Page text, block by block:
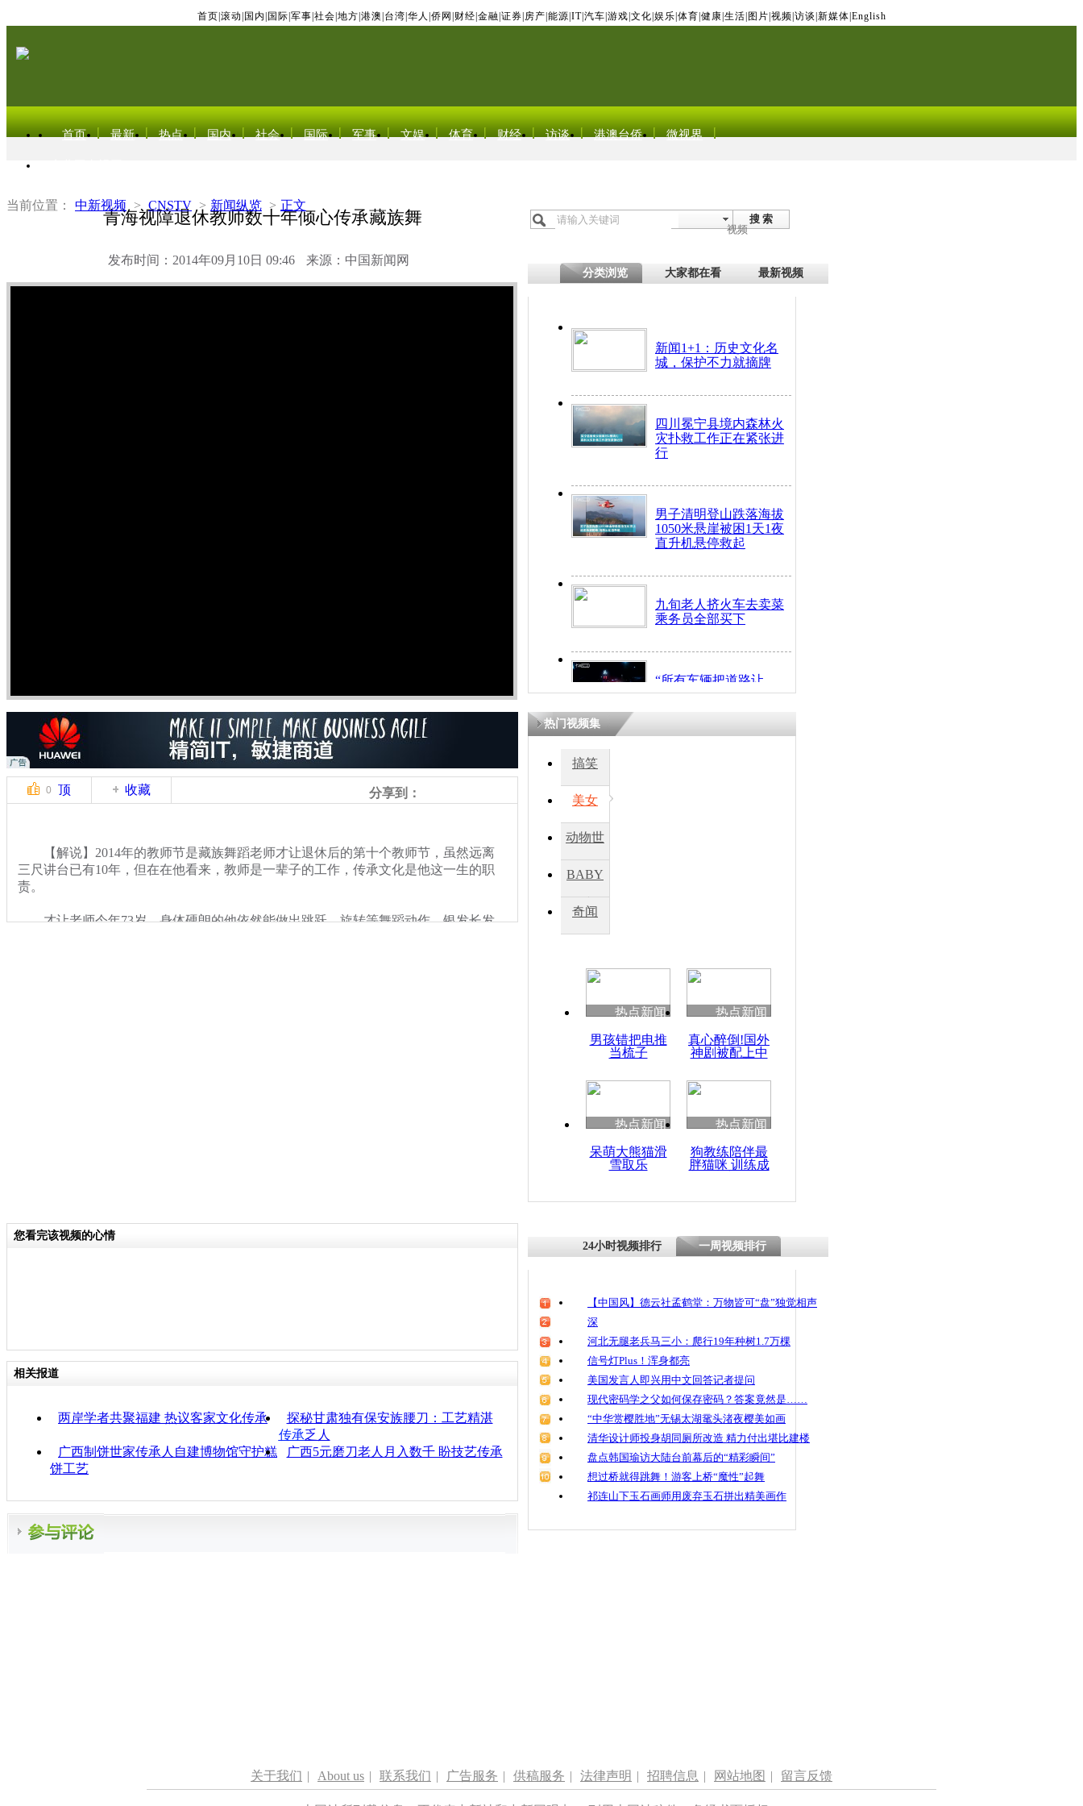
首页 滚动 国内 国际 军事 社会 地方 港澳 台湾 华人 侨网 财经 金融 证券 房产 能源 IT| 汽车 游戏 文化 娱乐 体育 健康 生活 图片 视频 访谈 新媒体 English
首页 最新 热点 国内 社会 国际 军事 文娱 体育 财经 访谈 港澳台侨 微视界
当前位置： 中新视频 > CNSTV > 新闻纵览 > 正文
青海视障退休教师数十年倾心传承藏族舞
发布时间：2014年09月10日 09:46 来源：中国新闻网
搜 索
视频
分类浏览 大家都在看 最新视频
新闻1+1：历史文化名
城，保护不力就摘牌
四川冕宁县境内森林火
灾扑救工作正在紧张进
行
男子清明登山跌落海拔
1050米悬崖被困1天1夜
直升机悬停救起
九旬老人挤火车去卖菜
乘务员全部买下
“所有车辆把道路让
开！”儿童突发疾病交
因
度苗族花山节
魂
0 顶 收藏 分享到：
【解说】2014年的教师节是藏族舞蹈老师才让退休后的第十个教师节，虽然远离
三尺讲台已有10年，但在在他看来，教师是一辈子的工作，传承文化是他这一生的职
责。
才让老师今年73岁，身体硬朗的他依然能做出跳跃、旋转等舞蹈动作，银发长发
热门视频集
搞笑
美女
动物世
BABY
秀
奇闻
热点新闻
男孩错把电推
当梳子
热点新闻
真心醉倒!国外
神剧被配上中
热点新闻
呆萌大熊猫滑
雪取乐
热点新闻
狗教练陪伴最
胖猫咪 训练成
您看完该视频的心情
相关报道
两岸学者共聚福建 热议客家文化传承
探秘甘肃独有保安族腰刀：工艺精湛
传承乏人
广西制饼世家传承人自建博物馆守护糕
饼工艺
广西5元磨刀老人月入数千 盼技艺传承
24小时视频排行 一周视频排行
【中国风】德云社孟鹤堂：万物皆可“盘”独觉相声
深
河北无腿老兵马三小：爬行19年种树1.7万棵
信号灯Plus！浑身都亮
美国发言人即兴用中文回答记者提问
现代密码学之父如何保存密码？答案竟然是……
“中华赏樱胜地”无锡太湖鼋头渚夜樱美如画
清华设计师投身胡同厕所改造 精力付出堪比建楼
盘点韩国瑜访大陆台前幕后的“精彩瞬间”
想过桥就得跳舞！游客上桥“魔性”起舞
祁连山下玉石画师用废弃玉石拼出精美画作
关于我们 | About us | 联系我们 | 广告服务 | 供稿服务 | 法律声明 | 招聘信息 | 网站地图 | 留言反馈